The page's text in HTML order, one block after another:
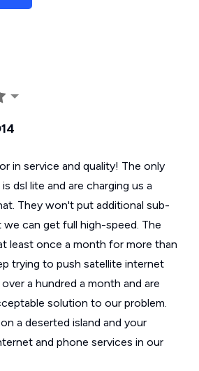
in service and quality! The only
dsl lite and are charging us a
They won't put additional sub-
can get full high-speed. The
least once a month for more than
trying to push satellite internet
a hundred a month and are
solution to our problem.
a deserted island and your
and phone services in our